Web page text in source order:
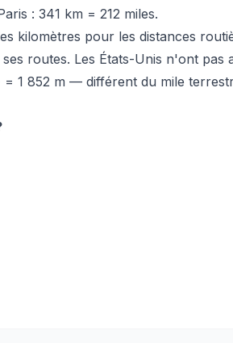
: 341 km = 212 miles.
kilomètres pour les distances
routes. Les États-Unis n'ont pas
= 1 852 m — différent du mile